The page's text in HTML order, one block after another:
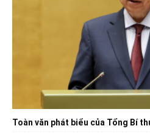
Toàn văn phát biểu của Tổng Bí